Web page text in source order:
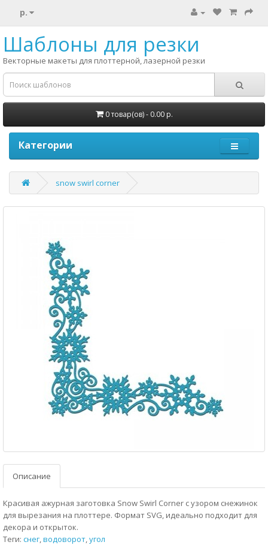
р.
Шаблоны для резки
Векторные макеты для плоттерной, лазерной резки
0 товар(ов) - 0.00 р.
Категории
snow swirl corner
Описание
Красивая ажурная заготовка Snow Swirl Corner с узором снежинок
для вырезания на плоттере. Формат SVG, идеально подходит для
декора и открыток.
Теги: снег,водоворот,угол